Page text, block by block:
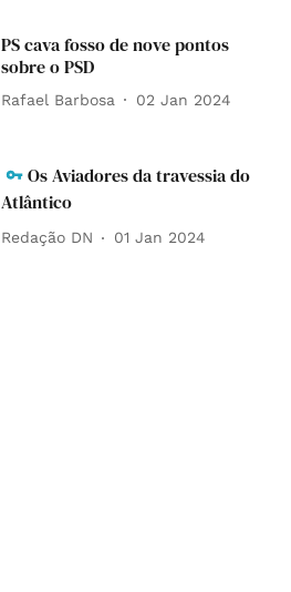
PS cava fosso de nove pontos
sobre o PSD
Rafael Barbosa 02 Jan 2024
Os Aviadores da travessia do
Atlântico
Redação DN 01 Jan 2024